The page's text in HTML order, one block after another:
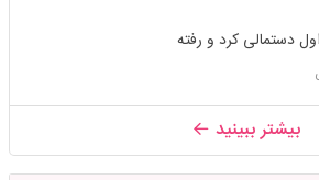
دستمالی کرد و رفته
بیشتر ببینید